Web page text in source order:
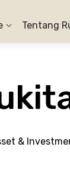
Tentang
&